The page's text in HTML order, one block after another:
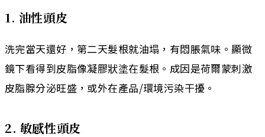
1. 油性頭皮
洗完當天還好，第二天髮根就油塌，有悶脹氣味。顯微
鏡下看得到皮脂像凝膠狀塗在髮根。成因是荷爾蒙刺激
皮脂腺分泌旺盛，或外在產品/環境污染干擾。
2. 敏感性頭皮